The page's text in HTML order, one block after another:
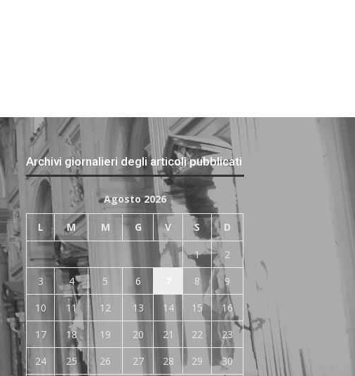
Archivi giornalieri degli articoli pubblicati
Agosto 2026
L M M G V S D
1
2
3
4 5 6 8
9
10
11 12 13 14 15
16
17
18 19 20 21 22
23
24
25 26 27 28 29 30